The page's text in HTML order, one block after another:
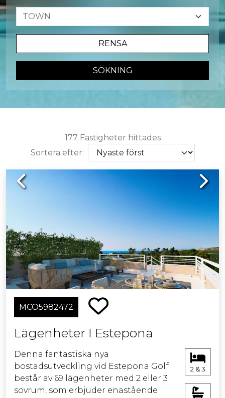
RENSA
SÖKNING
177 Fastigheter hittades
Sortera efter:
Previous Next
MCO5982472
Lägenheter I Estepona
Denna fantastiska nya
bostadsutveckling vid Estepona Golf
består av 69 lägenheter med 2 eller 3
sovrum, som erbjuder enastående
2 & 3